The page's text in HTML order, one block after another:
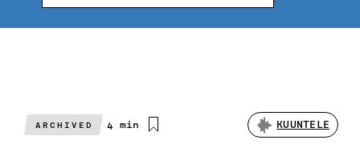
ARCHIVED
Arvioitu
4 min KUUNTELE